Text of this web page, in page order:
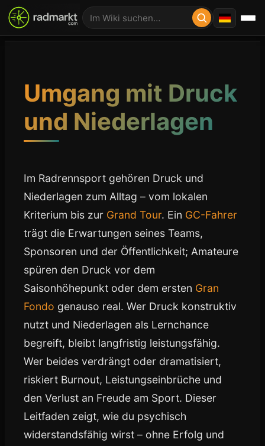
Umgang mit Druck
und Niederlagen
Im Radrennsport gehören Druck und
Niederlagen zum Alltag – vom lokalen
Kriterium bis zur Grand Tour. Ein GC-Fahrer
trägt die Erwartungen seines Teams,
Sponsoren und der Öffentlichkeit; Amateure
spüren den Druck vor dem
Saisonhöhepunkt oder dem ersten Gran
Fondo genauso real. Wer Druck konstruktiv
nutzt und Niederlagen als Lernchance
begreift, bleibt langfristig leistungsfähig.
Wer beides verdrängt oder dramatisiert,
riskiert Burnout, Leistungseinbrüche und
den Verlust an Freude am Sport. Dieser
Leitfaden zeigt, wie du psychisch
widerstandsfähig wirst – ohne Erfolg und